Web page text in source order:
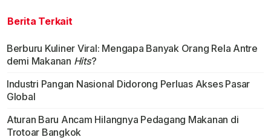
Berita Terkait
Berburu Kuliner Viral: Mengapa Banyak Orang Rela Antre
demi Makanan Hits?
Industri Pangan Nasional Didorong Perluas Akses Pasar
Global
Aturan Baru Ancam Hilangnya Pedagang Makanan di
Trotoar Bangkok